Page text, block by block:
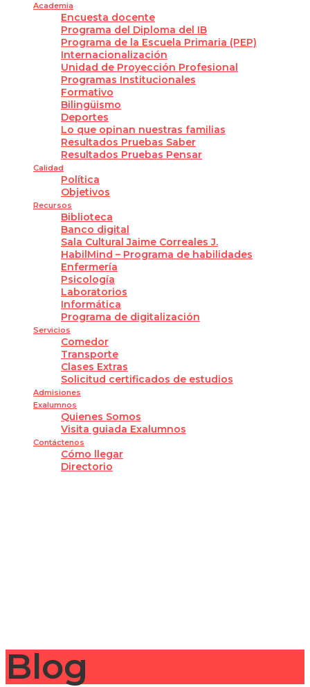
Academia
Encuesta docente
Programa del Diploma del IB
Programa de la Escuela Primaria (PEP)
Internacionalización
Unidad de Proyección Profesional
Programas Institucionales
Formativo
Bilingüismo
Deportes
Lo que opinan nuestras familias
Resultados Pruebas Saber
Resultados Pruebas Pensar
Calidad
Política
Objetivos
Recursos
Biblioteca
Banco digital
Sala Cultural Jaime Correales J.
HabilMind – Programa de habilidades
Enfermería
Psicología
Laboratorios
Informática
Programa de digitalización
Servicios
Comedor
Transporte
Clases Extras
Solicitud certificados de estudios
Admisiones
Exalumnos
Quienes Somos
Visita guiada Exalumnos
Contáctenos
Cómo llegar
Directorio
Blog